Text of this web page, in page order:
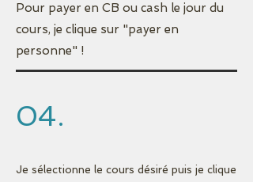
Pour payer en CB ou cash le jour du
cours, je clique sur "payer en
personne" !
04.
Je sélectionne le cours désiré puis je clique